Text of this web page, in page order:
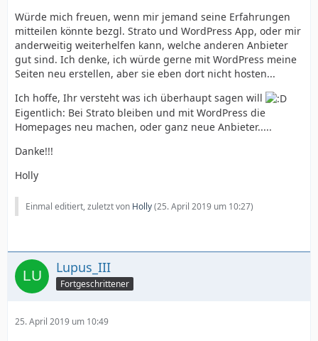
Würde mich freuen, wenn mir jemand seine Erfahrungen
mitteilen könnte bezgl. Strato und WordPress App, oder mir
anderweitig weiterhelfen kann, welche anderen Anbieter
gut sind. Ich denke, ich würde gerne mit WordPress meine
Seiten neu erstellen, aber sie eben dort nicht hosten...
Ich hoffe, Ihr versteht was ich überhaupt sagen will
Eigentlich: Bei Strato bleiben und mit WordPress die
Homepages neu machen, oder ganz neue Anbieter.....
Danke!!!
Holly
Einmal editiert, zuletzt von Holly(25. April 2019 um 10:27)
Lupus_III
Fortgeschrittener
25. April 2019 um 10:49